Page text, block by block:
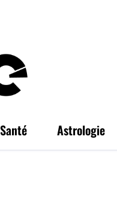
Santé Astrologie